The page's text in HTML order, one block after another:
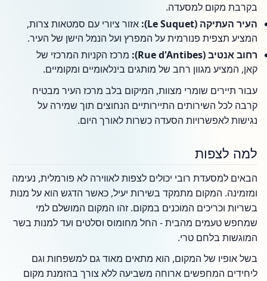
בקרבת מקום למסעדה.
העיר העתיקה (Le Suquet):
אזור ציורי עם סמטאות צרות,
המציע תצפית פנורמית על המפרץ ועל הנמל הישן של העיר.
רחוב אנטיב (Rue d'Antibes):
מרכז הקניות המרכזי של
קאן, המציע מגוון רחב של מותגים בינלאומיים ומקומיים.
עבור תיירים שומרי מצוות, המיקום בלב מרכז העיר מבטיח
קרבה לכל השירותים התיירותיים הנחוצים תוך שמירה על
נגישות לאפשרויות הסעדה כשרות לאורך היום.
למה לצפות
הבאים למסעדת רובי יכולים לצפות לאווירה לא פורמלית, נעימה
ומזמינה. המקום מתמקד בשירות יעיל, כאשר הדגש הוא על מנות
בשריות וכריכים המוכנים במקום. זהו המקום המושלם למי
שמחפש טעמים מהבית - החל מחומוס וסלטים ועד למנות בשר
המוגשות בלחם טרי.
בשל אופיו של המקום, הוא מתאים מאוד גם למשפחות וגם
ליחידים המחפשים ארוחה משביעה ללא צורך בהזמנת מקום